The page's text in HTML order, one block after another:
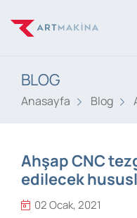
BLOG
Anasayfa Blog
Ahşap CNC
edilecek
02 Ocak, 2021